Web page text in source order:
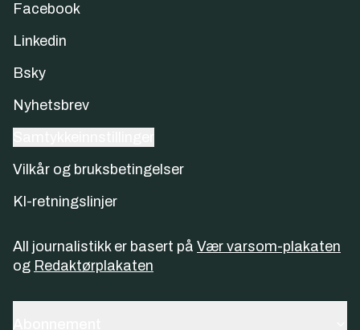
Facebook
Linkedin
Bsky
Nyhetsbrev
Vilkår og bruksbetingelser
KI-retningslinjer
All journalistikk er basert på Vær varsom-plakaten
og Redaktørplakaten